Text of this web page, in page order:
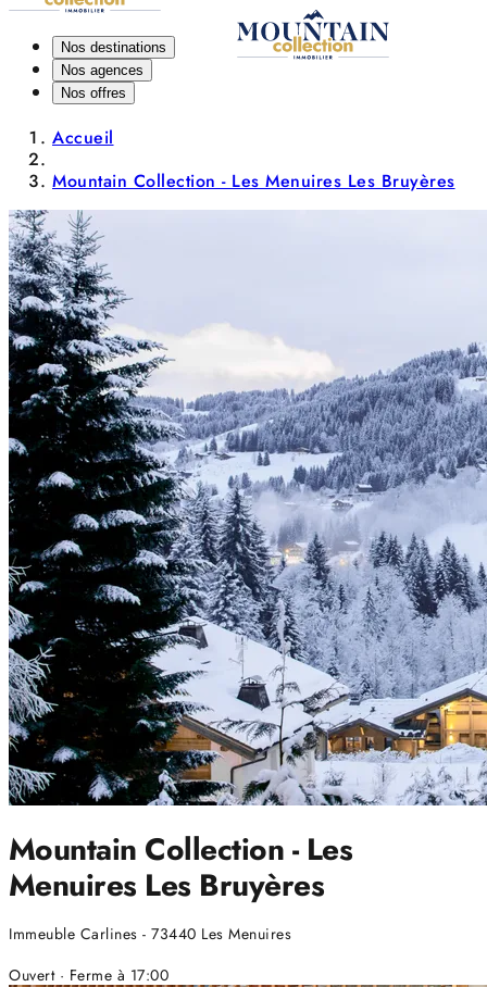
Nos destinations
Nos agences
Nos offres
Accueil
Mountain Collection - Les Menuires Les Bruyères
Mountain Collection - Les
Menuires Les Bruyères
Immeuble Carlines - 73440 Les Menuires
Ouvert· Ferme à 17:00